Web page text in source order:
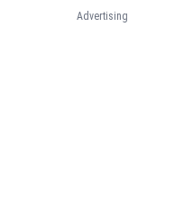
Advertising